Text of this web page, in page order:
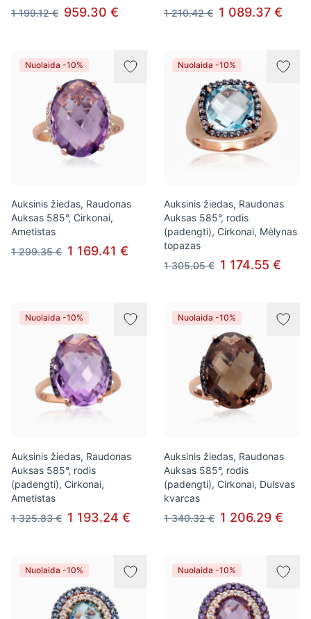
1 199.12 € 959.30 €
1 210.42 € 1 089.37 €
Nuolaida -10%
Auksinis žiedas, Raudonas
Auksas 585°, Cirkonai,
Ametistas
1 299.35 € 1 169.41 €
Nuolaida -10%
Auksinis žiedas, Raudonas
Auksas 585°, rodis
(padengti), Cirkonai, Mėlynas
topazas
1 305.05 € 1 174.55 €
Nuolaida -10%
Auksinis žiedas, Raudonas
Auksas 585°, rodis
(padengti), Cirkonai,
Ametistas
1 325.83 € 1 193.24 €
Nuolaida -10%
Auksinis žiedas, Raudonas
Auksas 585°, rodis
(padengti), Cirkonai, Dulsvas
kvarcas
1 340.32 € 1 206.29 €
Nuolaida -10% Nuolaida -10%